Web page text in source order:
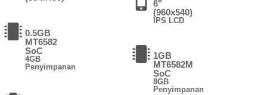
0.5GB
MT6582
SoC
4GB
Penyimpanan
6"
(960x540)
IPS LCD
1GB
MT6582M
SoC
8GB
Penyimpanan